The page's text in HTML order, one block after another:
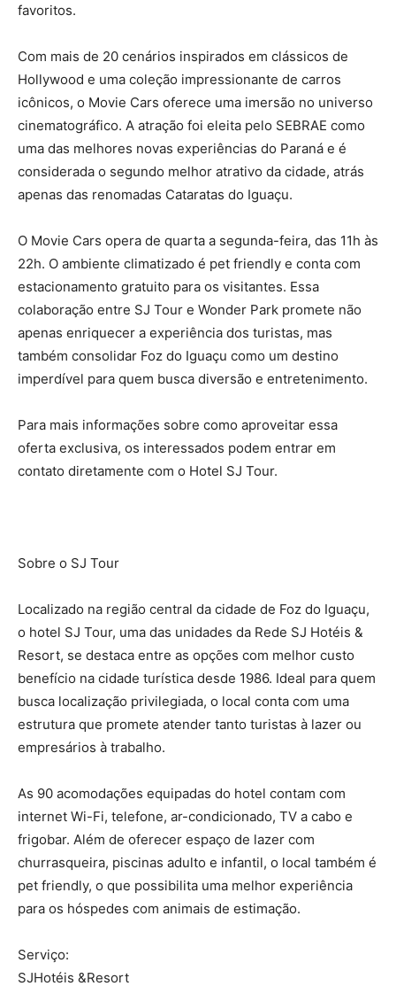
favoritos.
Com mais de 20 cenários inspirados em clássicos de
Hollywood e uma coleção impressionante de carros
icônicos, o Movie Cars oferece uma imersão no universo
cinematográfico. A atração foi eleita pelo SEBRAE como
uma das melhores novas experiências do Paraná e é
considerada o segundo melhor atrativo da cidade, atrás
apenas das renomadas Cataratas do Iguaçu.
O Movie Cars opera de quarta a segunda-feira, das 11h às
22h. O ambiente climatizado é pet friendly e conta com
estacionamento gratuito para os visitantes. Essa
colaboração entre SJ Tour e Wonder Park promete não
apenas enriquecer a experiência dos turistas, mas
também consolidar Foz do Iguaçu como um destino
imperdível para quem busca diversão e entretenimento.
Para mais informações sobre como aproveitar essa
oferta exclusiva, os interessados podem entrar em
contato diretamente com o Hotel SJ Tour.
Sobre o SJ Tour
Localizado na região central da cidade de Foz do Iguaçu,
o hotel SJ Tour, uma das unidades da Rede SJ Hotéis &
Resort, se destaca entre as opções com melhor custo
benefício na cidade turística desde 1986. Ideal para quem
busca localização privilegiada, o local conta com uma
estrutura que promete atender tanto turistas à lazer ou
empresários à trabalho.
As 90 acomodações equipadas do hotel contam com
internet Wi-Fi, telefone, ar-condicionado, TV a cabo e
frigobar. Além de oferecer espaço de lazer com
churrasqueira, piscinas adulto e infantil, o local também é
pet friendly, o que possibilita uma melhor experiência
para os hóspedes com animais de estimação.
Serviço:
SJHotéis &Resort